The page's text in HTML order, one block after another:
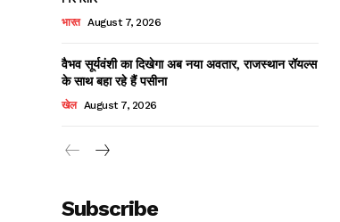
भारत August 7, 2026
वैभव सूर्यवंशी का दिखेगा अब नया अवतार, राजस्थान रॉयल्स
के साथ बहा रहे हैं पसीना
खेल August 7, 2026
Subscribe